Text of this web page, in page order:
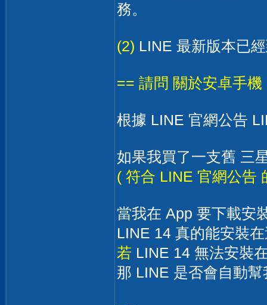
務。
(2) LINE 最新版本已
== 請問 關於安卓手機
根據 LINE 官網公告
如果我買了一支舊 三
( 符合 LINE 官網公告
當我在 App 要下載安
LINE 14 真的能安裝
若 LINE 14 無法安裝
那 LINE 是否會自動